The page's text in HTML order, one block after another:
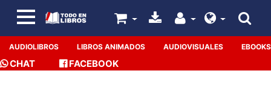
AUDIOLIBROS LIBROS ANIMADOS AUDIOVISUALES EBOOKS
CHAT FACEBOOK